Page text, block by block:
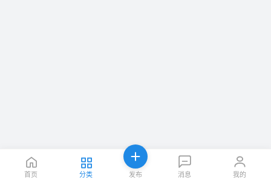
首页 分类 发布 消息 我的